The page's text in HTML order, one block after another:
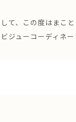
て、この度はまこ
ビジューコーディネ